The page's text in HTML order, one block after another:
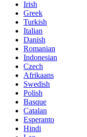
Irish
Greek
Turkish
Italian
Danish
Romanian
Indonesian
Czech
Afrikaans
Swedish
Polish
Basque
Catalan
Esperanto
Hindi